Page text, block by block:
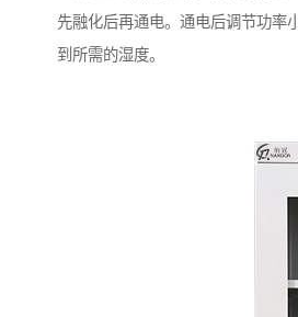
先融化后再通电。通电后调节功率
到所需的湿度。